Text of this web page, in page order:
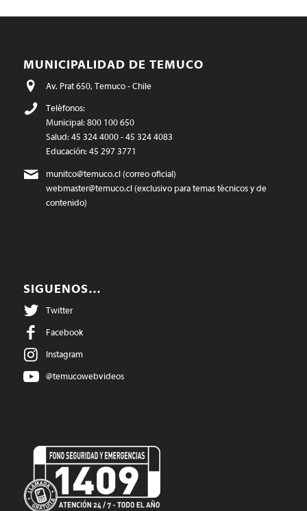
MUNICIPALIDAD DE TEMUCO
Av. Prat 650, Temuco - Chile
Teléfonos:
Municipal: 800 100 650
Salud: 45 324 4000 - 45 324 4083
Educación: 45 297 3771
munitco@temuco.cl(correo oficial)
webmaster@temuco.cl(exclusivo para temas técnicos y de
contenido)
SIGUENOS…
Twitter
Facebook
Instagram
@temucowebvideos